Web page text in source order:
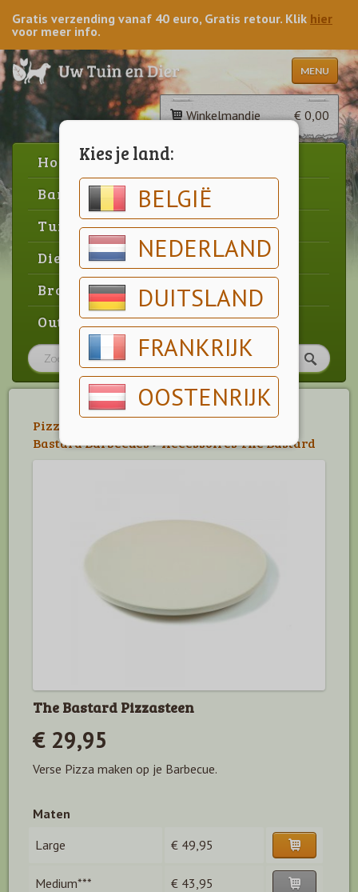
Kies je land:
BELGIË
NEDERLAND
DUITSLAND
FRANKRIJK
OOSTENRIJK
Gratis verzending vanaf 40 euro, Gratis retour. Klik hier
voor meer info.
MENU
Winkelmandje € 0,00
Home
Barbecue
Tuin
Dier
Brood & gebak
Outlet
Pizza & Co
Bastard Barbecues>Accessoires The Bastard
The Bastard Pizzasteen
€ 29,95
Verse Pizza maken op je Barbecue.
Maten
Large
€ 49,95
Medium*** € 43,95